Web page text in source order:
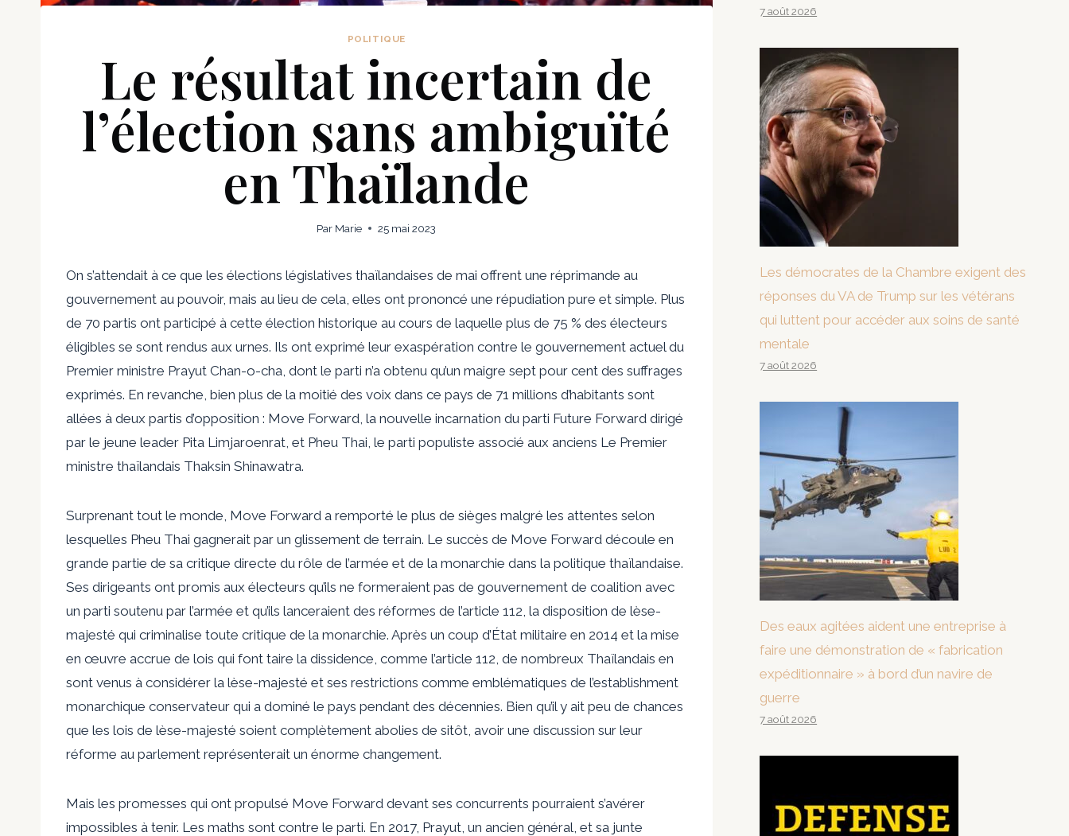
POLITIQUE
Le résultat incertain de
l’élection sans ambiguïté
en Thaïlande
Par Marie 25 mai 2023
On s’attendait à ce que les élections législatives thaïlandaises de mai offrent une réprimande au
gouvernement au pouvoir, mais au lieu de cela, elles ont prononcé une répudiation pure et simple. Plus
de 70 partis ont participé à cette élection historique au cours de laquelle plus de 75 % des électeurs
éligibles se sont rendus aux urnes. Ils ont exprimé leur exaspération contre le gouvernement actuel du
Premier ministre Prayut Chan-o-cha, dont le parti n’a obtenu qu’un maigre sept pour cent des suffrages
exprimés. En revanche, bien plus de la moitié des voix dans ce pays de 71 millions d’habitants sont
allées à deux partis d’opposition : Move Forward, la nouvelle incarnation du parti Future Forward dirigé
par le jeune leader Pita Limjaroenrat, et Pheu Thai, le parti populiste associé aux anciens Le Premier
ministre thaïlandais Thaksin Shinawatra.
Surprenant tout le monde, Move Forward a remporté le plus de sièges malgré les attentes selon
lesquelles Pheu Thai gagnerait par un glissement de terrain. Le succès de Move Forward découle en
grande partie de sa critique directe du rôle de l’armée et de la monarchie dans la politique thaïlandaise.
Ses dirigeants ont promis aux électeurs qu’ils ne formeraient pas de gouvernement de coalition avec
un parti soutenu par l’armée et qu’ils lanceraient des réformes de l’article 112, la disposition de lèse-
majesté qui criminalise toute critique de la monarchie. Après un coup d’État militaire en 2014 et la mise
en œuvre accrue de lois qui font taire la dissidence, comme l’article 112, de nombreux Thaïlandais en
sont venus à considérer la lèse-majesté et ses restrictions comme emblématiques de l’establishment
monarchique conservateur qui a dominé le pays pendant des décennies. Bien qu’il y ait peu de chances
que les lois de lèse-majesté soient complètement abolies de sitôt, avoir une discussion sur leur
réforme au parlement représenterait un énorme changement.
Mais les promesses qui ont propulsé Move Forward devant ses concurrents pourraient s’avérer
impossibles à tenir. Les maths sont contre le parti. En 2017, Prayut, un ancien général, et sa junte
7 août 2026
Les démocrates de la Chambre exigent des
réponses du VA de Trump sur les vétérans
qui luttent pour accéder aux soins de santé
mentale
7 août 2026
Des eaux agitées aident une entreprise à
faire une démonstration de « fabrication
expéditionnaire » à bord d’un navire de
guerre
7 août 2026